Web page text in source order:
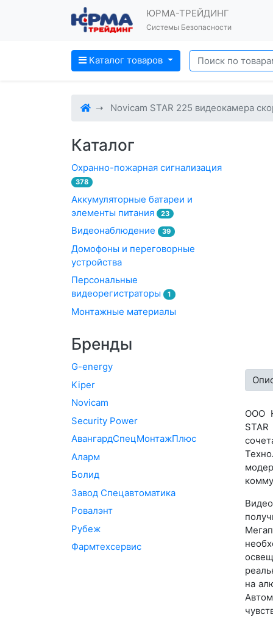
ЮРМА-ТРЕЙДИНГ
Системы Безопасности
Каталог товаров
Novicam STAR 225 видеокамера
ООО
на
Каталог
Охранно-пожарная сигнализация
378
Аккумуляторные батареи и
элементы питания
23
Видеонаблюдение 39
Домофоны и переговорные
устройства
Персональные
видеорегистраторы
1
Монтажные материалы
Бренды
G-energy
Kiper
Novicam
Security Power
АвангардСпецМонтажПлюс
Аларм
Болид
Завод Спецавтоматика
Ровалэнт
Рубеж
Фармтехсервис